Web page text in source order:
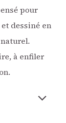
pour
dessiné en
à enfiler